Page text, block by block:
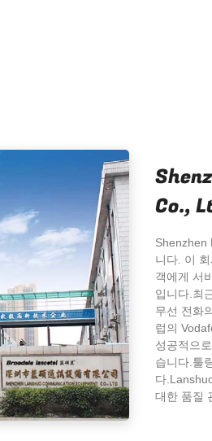
Co.,
Shenzhen
니다. 이
객에게 서
입니다.최
무선 전화
럽의
성공적으
습니다.툴
다
대한 품질